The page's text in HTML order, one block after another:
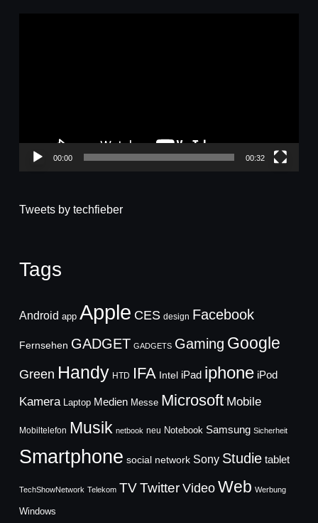
00:00 00:32
Tweets by techfieber
Tags
Android app Apple CES design Facebook
Fernsehen GADGET GADGETS Gaming Google
Green Handy HTD IFA Intel iPad iphone iPod
Kamera Laptop Medien Messe Microsoft Mobile
Mobiltelefon Musik netbook neu Notebook Samsung Sicherheit
Smartphone social network Sony Studie tablet
TechShowNetwork Telekom TVTwitter Video Web Werbung
Windows